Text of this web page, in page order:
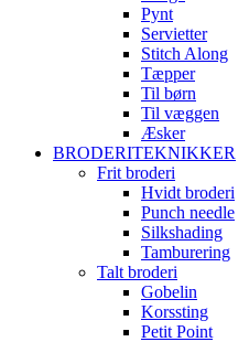
Pynt
Servietter
Stitch Along
Tæpper
Til børn
Til væggen
Æsker
BRODERITEKNIKKER
Frit broderi
Hvidt broderi
Punch needle
Silkshading
Tamburering
Talt broderi
Gobelin
Korssting
Petit Point